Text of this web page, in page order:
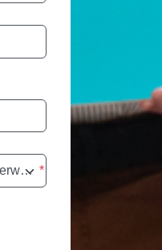
Heeft u een TAO (tijdelijk andere opdracht) in het leerplichtonderwijs? *